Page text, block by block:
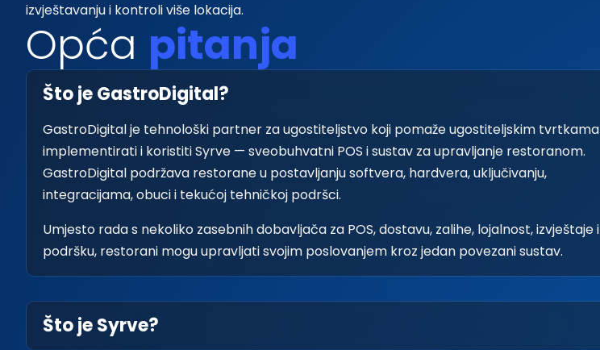
izvještavanju i kontroli više lokacija.
Opća pitanja
Što je GastroDigital?
GastroDigital je tehnološki partner za ugostiteljstvo koji pomaže ugostiteljskim tvrtkama
implementirati i koristiti Syrve — sveobuhvatni POS i sustav za upravljanje restoranom.
GastroDigital podržava restorane u postavljanju softvera, hardvera, uključivanju,
integracijama, obuci i tekućoj tehničkoj podršci.
Umjesto rada s nekoliko zasebnih dobavljača za POS, dostavu, zalihe, lojalnost, izvještaje i
podršku, restorani mogu upravljati svojim poslovanjem kroz jedan povezani sustav.
Što je Syrve?